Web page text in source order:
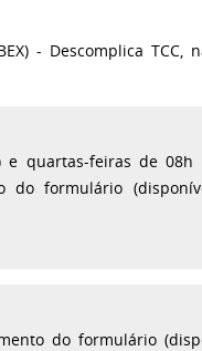
- Descomplica TCC,
e quartas-feiras de
do formulário
do formulário